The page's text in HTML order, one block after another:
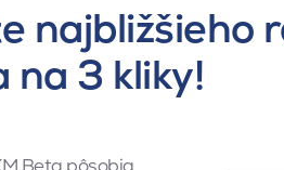
najbližšieho
na 3 kliky!